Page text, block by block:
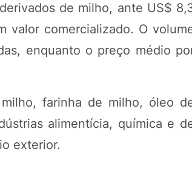
de milho, ante US$
valor comercializado. O
enquanto o preço médio
farinha de milho, óleo
alimentícia, química e
exterior.